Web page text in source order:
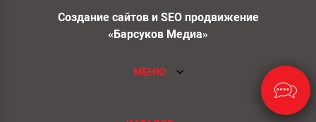
Создание сайтов и SEO продвижение
«Барсуков Медиа»
МЕНЮ